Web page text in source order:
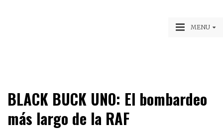
MENU
BLACK BUCK UNO: El bombardeo
más largo de la RAF